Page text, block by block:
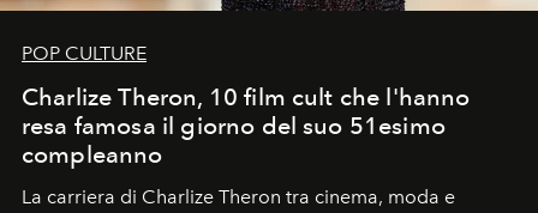
POP CULTURE
Charlize Theron, 10 film cult che l'hanno
resa famosa il giorno del suo 51esimo
compleanno
La carriera di Charlize Theron tra cinema, moda e